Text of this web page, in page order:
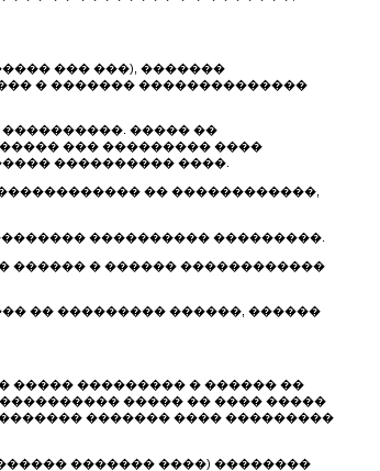
��� ���), �������
� ������� ��������������
����� ��
��� ��������� ����
���������� ����.
�� ������������,
���������� ���������.
������ � ������ ������������
�� ��������� ������, ������
����� ��������� � ������ ��
����� �� ���� �����
������� ���� ���������
������� ����) ��������